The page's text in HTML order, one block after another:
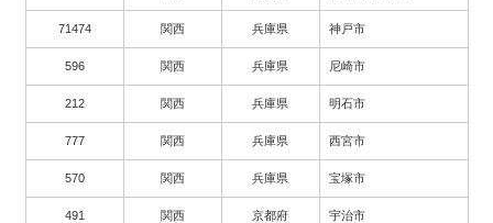
71474 関西 兵庫県 神戸市
596 関西 兵庫県 尼崎市
212 関西 兵庫県 明石市
777 関西 兵庫県 西宮市
570 関西 兵庫県 宝塚市
491 関西 京都府 宇治市